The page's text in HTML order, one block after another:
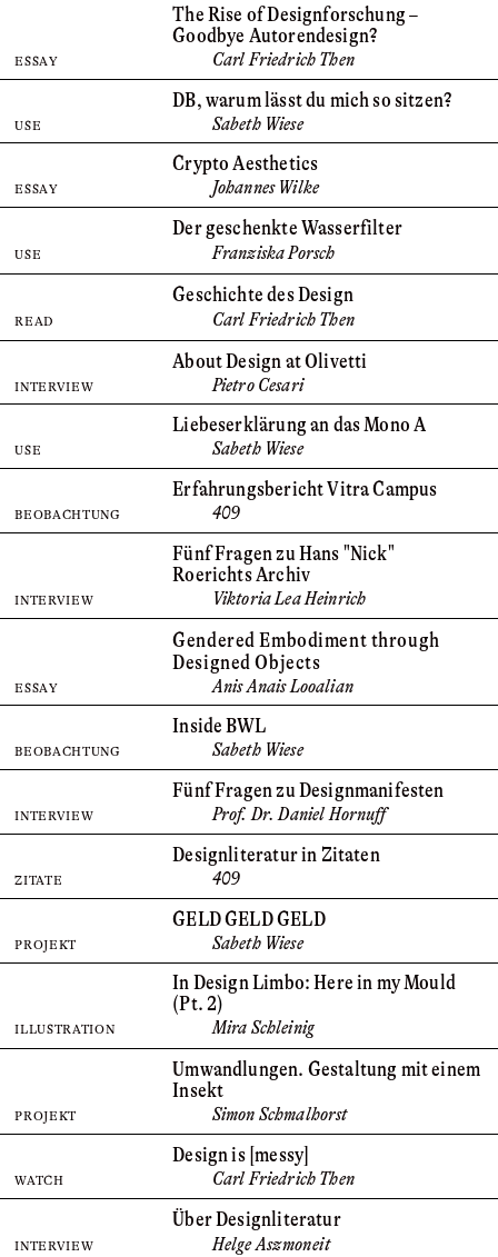
The Rise of Design­­forschung –
Goodbye Autoren­­design?
ESSAY Carl Friedrich Then
DB, warum lässt du mich so sitzen?
USE Sabeth Wiese
Crypto Aesthetics
ESSAY Johannes Wilke
Der geschenkte Wasserfilter
USE Franziska Porsch
Geschichte des Design
READ Carl Friedrich Then
About Design at Olivetti
INTERVIEW Pietro Cesari
Liebeserklärung an das Mono A
USE Sabeth Wiese
Erfahrungs­bericht Vitra Campus
BEOBACHTUNG 409
Fünf Fragen zu Hans "Nick"
Roerichts Archiv
INTERVIEW Viktoria Lea Heinrich
Gendered Embodiment through
Designed Objects
ESSAY Anis Anais Looalian
Inside BWL
BEOBACHTUNG Sabeth Wiese
Fünf Fragen zu Designmanifesten
INTERVIEW Prof. Dr. Daniel Hornuff
Designliteratur in Zitaten
ZITATE 409
GELD GELD GELD
PROJEKT Sabeth Wiese
In Design Limbo: Here in my Mould
(Pt. 2)
ILLUSTRATION Mira Schleinig
Umwandlungen. Gestaltung mit einem
Insekt
PROJEKT Simon Schmalhorst
Design is [messy]
WATCH Carl Friedrich Then
Über Designliteratur
INTERVIEW HelgeAszmoneit